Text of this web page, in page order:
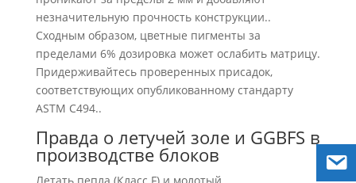
незначительную прочность конструкции..
Сходным образом, цветные пигменты за
пределами 6% дозировка может ослабить матрицу.
Придерживайтесь проверенных присадок,
соответствующих опубликованному стандарту
ASTM C494..
Правда о летучей золе и GGBFS в
производстве блоков